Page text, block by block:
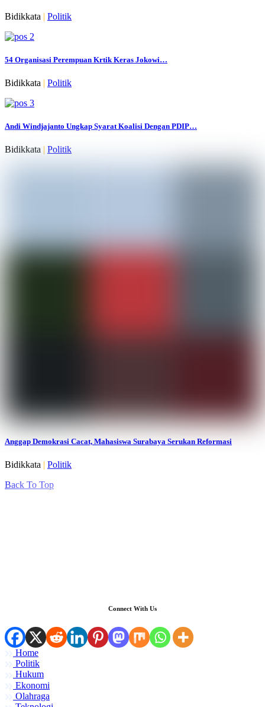
Bidikkata | Politik
54 Organisasi Perempuan Krtik Keras Jokowi…
Bidikkata | Politik
Andi Windjajanto Ungkap Syarat Koalisi Dengan PDIP…
Bidikkata | Politik
Anggap Demokrasi Cacat, Mahasiswa Surabaya Serukan Reformasi
Bidikkata | Politik
Back To Top
Connect With Us
Home
Politik
Hukum
Ekonomi
Olahraga